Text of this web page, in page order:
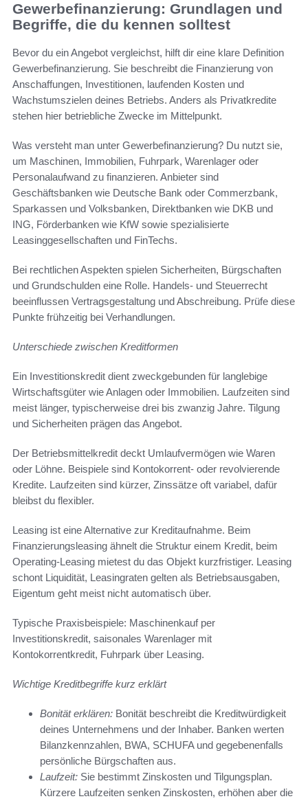
Gewerbefinanzierung: Grundlagen und
Begriffe, die du kennen solltest
Bevor du ein Angebot vergleichst, hilft dir eine klare Definition
Gewerbefinanzierung. Sie beschreibt die Finanzierung von
Anschaffungen, Investitionen, laufenden Kosten und
Wachstumszielen deines Betriebs. Anders als Privatkredite
stehen hier betriebliche Zwecke im Mittelpunkt.
Was versteht man unter Gewerbefinanzierung? Du nutzt sie,
um Maschinen, Immobilien, Fuhrpark, Warenlager oder
Personalaufwand zu finanzieren. Anbieter sind
Geschäftsbanken wie Deutsche Bank oder Commerzbank,
Sparkassen und Volksbanken, Direktbanken wie DKB und
ING, Förderbanken wie KfW sowie spezialisierte
Leasinggesellschaften und FinTechs.
Bei rechtlichen Aspekten spielen Sicherheiten, Bürgschaften
und Grundschulden eine Rolle. Handels- und Steuerrecht
beeinflussen Vertragsgestaltung und Abschreibung. Prüfe diese
Punkte frühzeitig bei Verhandlungen.
Unterschiede zwischen Kreditformen
Ein Investitionskredit dient zweckgebunden für langlebige
Wirtschaftsgüter wie Anlagen oder Immobilien. Laufzeiten sind
meist länger, typischerweise drei bis zwanzig Jahre. Tilgung
und Sicherheiten prägen das Angebot.
Der Betriebsmittelkredit deckt Umlaufvermögen wie Waren
oder Löhne. Beispiele sind Kontokorrent- oder revolvierende
Kredite. Laufzeiten sind kürzer, Zinssätze oft variabel, dafür
bleibst du flexibler.
Leasing ist eine Alternative zur Kreditaufnahme. Beim
Finanzierungsleasing ähnelt die Struktur einem Kredit, beim
Operating-Leasing mietest du das Objekt kurzfristiger. Leasing
schont Liquidität, Leasingraten gelten als Betriebsausgaben,
Eigentum geht meist nicht automatisch über.
Typische Praxisbeispiele: Maschinenkauf per
Investitionskredit, saisonales Warenlager mit
Kontokorrentkredit, Fuhrpark über Leasing.
Wichtige Kreditbegriffe kurz erklärt
Bonität erklären: Bonität beschreibt die Kreditwürdigkeit
deines Unternehmens und der Inhaber. Banken werten
Bilanzkennzahlen, BWA, SCHUFA und gegebenenfalls
persönliche Bürgschaften aus.
Laufzeit: Sie bestimmt Zinskosten und Tilgungsplan.
Kürzere Laufzeiten senken Zinskosten, erhöhen aber die